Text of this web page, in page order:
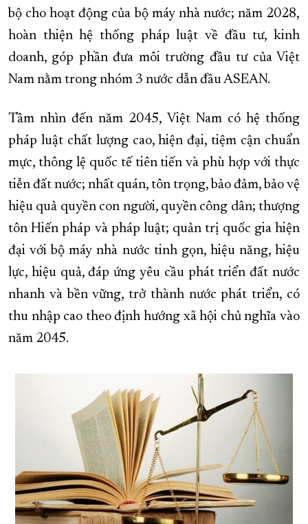
bộ cho hoạt động của bộ máy nhà nước; năm 2028,
hoàn thiện hệ thống pháp luật về đầu tư, kinh
doanh, góp phần đưa môi trường đầu tư của Việt
Nam nằm trong nhóm 3 nước dẫn đầu ASEAN.
Tầm nhìn đến năm 2045, Việt Nam có hệ thống
pháp luật chất lượng cao, hiện đại, tiệm cận chuẩn
mực, thông lệ quốc tế tiên tiến và phù hợp với thực
tiễn đất nước; nhất quán, tôn trọng, bảo đảm, bảo vệ
hiệu quả quyền con người, quyền công dân; thượng
tôn Hiến pháp và pháp luật; quản trị quốc gia hiện
đại với bộ máy nhà nước tinh gọn, hiệu năng, hiệu
lực, hiệu quả, đáp ứng yêu cầu phát triển đất nước
nhanh và bền vững, trở thành nước phát triển, có
thu nhập cao theo định hướng xã hội chủ nghĩa vào
năm 2045.